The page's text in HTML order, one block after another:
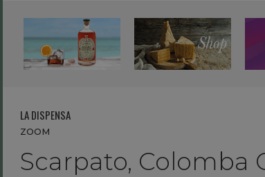
LA DISPENSA
ZOOM
Scarpato, Colomba